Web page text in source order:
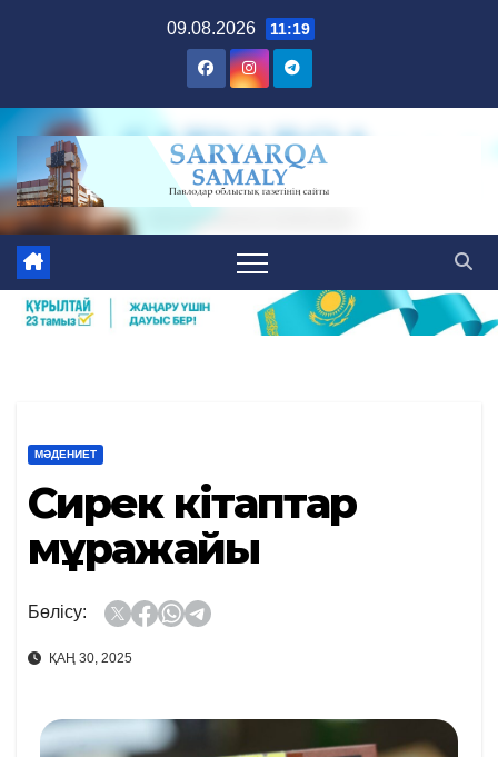
09.08.2026 11:19
МӘДЕНИЕТ
Сирек кітаптар
мұражайы
Бөлісу:
ҚАҢ 30, 2025